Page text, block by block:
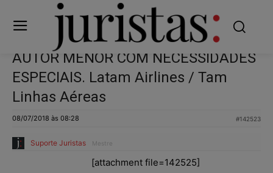
AUTOR MENOR COM NECESSIDADES
ESPECIAIS. Latam Airlines / Tam
Linhas Aéreas
08/07/2018 às 08:28 #142523
Suporte Juristas Mestre
[attachment file=142525]